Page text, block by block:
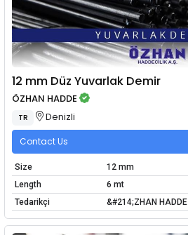
12 mm Düz Yuvarlak Demir
ÖZHAN HADDE
TR Denizli
Contact Us
Size
12 mm
Length
6 mt
Tedarikçi
&#214;ZHAN HADDE